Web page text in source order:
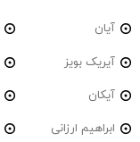
آیان
آیریک بویز
آیکان
ابراهیم ارزانی